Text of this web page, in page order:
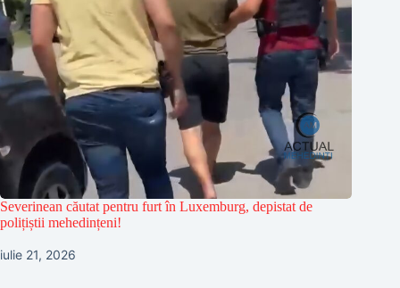
Severinean căutat pentru furt în Luxemburg, depistat de
polițiștii mehedințeni!
iulie 21, 2026